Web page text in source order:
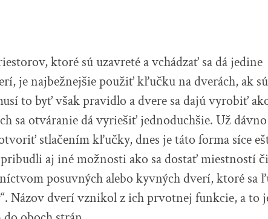
ktoré sú uzavreté a vchádzať sa dá jedine
je najbežnejšie použiť kľučku na dverách, ak
to byť však pravidlo a dvere sa dajú vyrobiť
sa otváranie dá vyriešiť jednoduchšie. Už
stlačením kľučky, dnes je táto forma síce
aj iné možnosti ako sa dostať miestností
posuvných alebo kyvných dverí, ktoré sa
Názov dverí vznikol z ich prvotnej funkcie, a to